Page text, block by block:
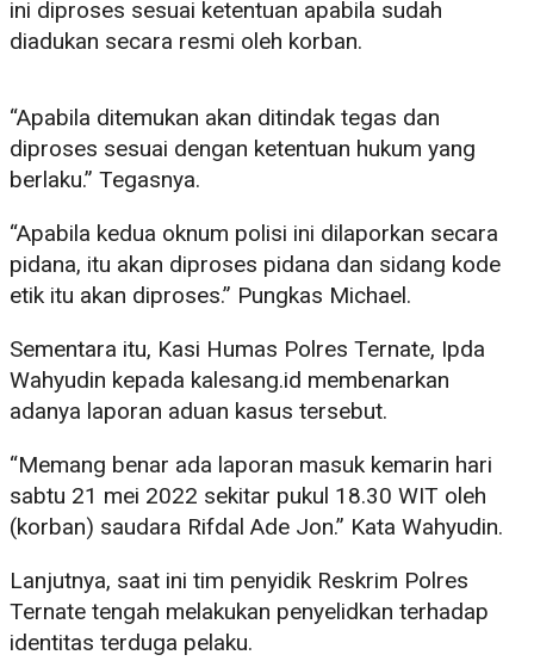
ini diproses sesuai ketentuan apabila sudah
diadukan secara resmi oleh korban.
“Apabila ditemukan akan ditindak tegas dan
diproses sesuai dengan ketentuan hukum yang
berlaku.” Tegasnya.
“Apabila kedua oknum polisi ini dilaporkan secara
pidana, itu akan diproses pidana dan sidang kode
etik itu akan diproses.” Pungkas Michael.
Sementara itu, Kasi Humas Polres Ternate, Ipda
Wahyudin kepada kalesang.id membenarkan
adanya laporan aduan kasus tersebut.
“Memang benar ada laporan masuk kemarin hari
sabtu 21 mei 2022 sekitar pukul 18.30 WIT oleh
(korban) saudara Rifdal Ade Jon.” Kata Wahyudin.
Lanjutnya, saat ini tim penyidik Reskrim Polres
Ternate tengah melakukan penyelidkan terhadap
identitas terduga pelaku.